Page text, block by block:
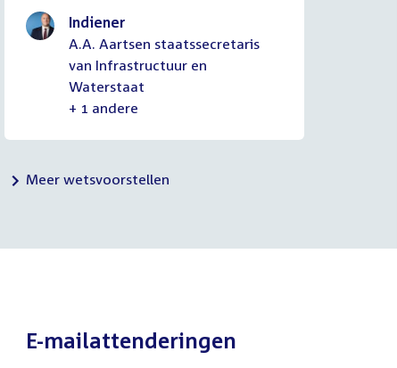
Indiener
A.A. Aartsen staatssecretaris
van Infrastructuur en
Waterstaat
+ 1 andere
Meer wetsvoorstellen
E-mailattenderingen